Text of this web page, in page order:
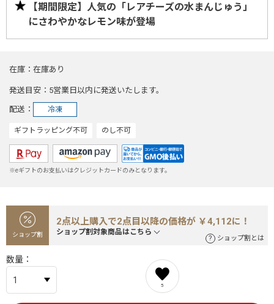
【期間限定】人気の「レアチーズの水まんじゅう」
にさわやかなレモン味が登場
在庫 在庫あり
発送目安 5営業日以内に発送いたします。
配送 冷凍
ギフトラッピング不可 のし不可
※eギフトのお支払いはクレジットカードのみとなります。
ショップ割
2点以上購入で2点目以降の価格が ￥4,112に！
ショップ割対象商品はこちら
ショップ割とは
数量
5